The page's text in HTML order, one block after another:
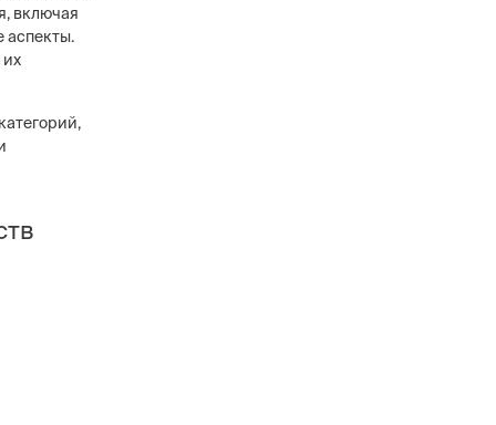
включая
аспекты.
их